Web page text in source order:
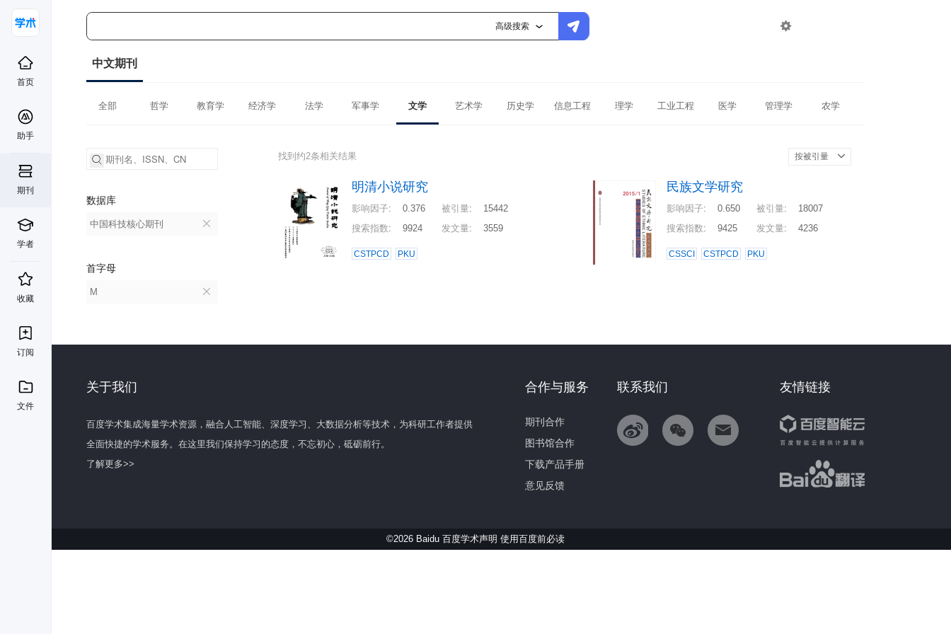
高级搜索 
首页
助手
期刊
学者
收藏
订阅
文件
中文期刊
全部 哲学 教育学 经济学 法学 军事学 文学 艺术学 历史学 信息工程 理学 工业工程 医学 管理学 农学
数据库
中国科技核心期刊
首字母
M
找到约2条相关结果 按被引量
明清小说研究
影响因子: 0.376 被引量:
15442
搜索指数: 9924 发文量: 3559
CSTPCD PKU
民族文学研究
影响因子: 0.650 被引量:
18007
搜索指数: 9425 发文量: 4236
CSSCI CSTPCD PKU
关于我们
百度学术集成海量学术资源，融合人工智能、深度学习、大数据分析等技术，为科研工作者提供
全面快捷的学术服务。在这里我们保持学习的态度，不忘初心，砥砺前行。
了解更多>>
友情链接
联系我们
合作与服务
期刊合作
图书馆合作
下载产品手册
意见反馈
©2026 Baidu 百度学术声明 使用百度前必读